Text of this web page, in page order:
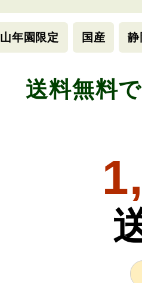
山年園限定 国産 静
送料無料